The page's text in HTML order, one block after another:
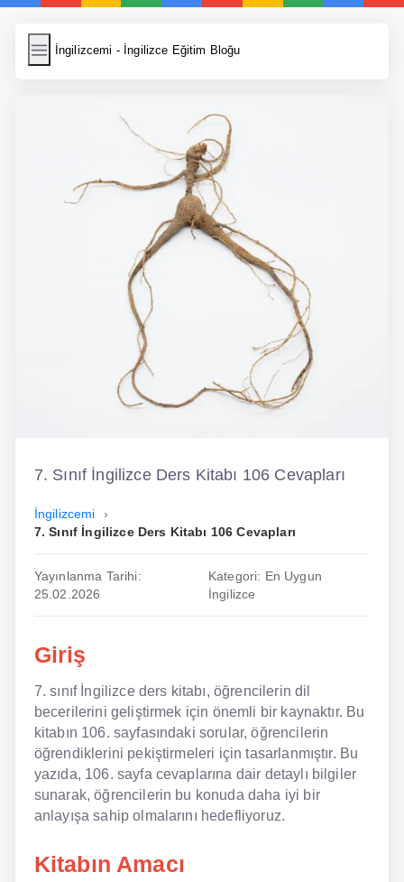
İngilizcemi - İngilizce Eğitim Bloğu
İngilizcemi
Resim Yükle
Wordpress Cache
Anasayfa
İngilizce Yemek Tarifleri
İngilizce Şarkı Sözleri
5 Günde İngilizce
Bilinçaltı İngilizce
İngilizce Biyografiler
Dil Eğitimi
En Hızlı İngilizce
En Kolay İngilizce
En Uygun İngilizce
Hipnozla İngilizce
Hızlı İngilizce
İngilizce Kursu Yorum
İngilizce Kursu
7. Sınıf İngilizce Ders Kitabı 106 Cevapları
İngilizcemi
7. Sınıf İngilizce Ders Kitabı 106 Cevapları
Yayınlanma Tarihi:
25.02.2026
Kategori: En Uygun
İngilizce
Giriş
7. sınıf İngilizce ders kitabı, öğrencilerin dil
becerilerini geliştirmek için önemli bir kaynaktır. Bu
kitabın 106. sayfasındaki sorular, öğrencilerin
öğrendiklerini pekiştirmeleri için tasarlanmıştır. Bu
yazıda, 106. sayfa cevaplarına dair detaylı bilgiler
sunarak, öğrencilerin bu konuda daha iyi bir
anlayışa sahip olmalarını hedefliyoruz.
Kitabın Amacı